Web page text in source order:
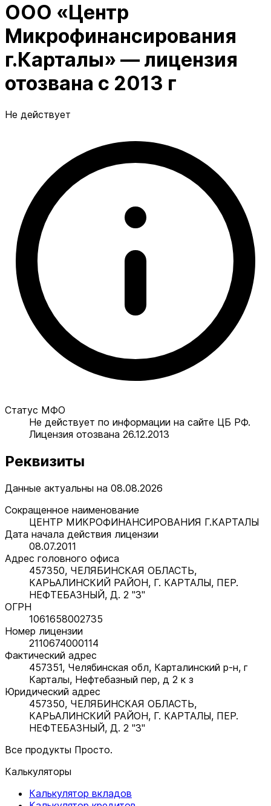
ООО «Центр
Микрофинансирования
г.Карталы» — лицензия
отозвана с 2013 г
Не действует
Статус МФО
Не действует по информации на сайте ЦБ РФ.
Лицензия отозвана 26.12.2013
Реквизиты
Данные актуальны на 08.08.2026
Сокращенное наименование
ЦЕНТР МИКРОФИНАНСИРОВАНИЯ Г.КАРТАЛЫ
Дата начала действия лицензии
08.07.2011
Адрес головного офиса
457350, ЧЕЛЯБИНСКАЯ ОБЛАСТЬ,
КАРЬАЛИНСКИЙ РАЙОН, Г. КАРТАЛЫ, ПЕР.
НЕФТЕБАЗНЫЙ, Д. 2 "З"
ОГРН
1061658002735
Номер лицензии
2110674000114
Фактический адрес
457351, Челябинская обл, Карталинский р-н, г
Карталы, Нефтебазный пер, д 2 к з
Юридический адрес
457350, ЧЕЛЯБИНСКАЯ ОБЛАСТЬ,
КАРЬАЛИНСКИЙ РАЙОН, Г. КАРТАЛЫ, ПЕР.
НЕФТЕБАЗНЫЙ, Д. 2 "З"
Все продукты Просто.
Калькуляторы
Калькулятор вкладов